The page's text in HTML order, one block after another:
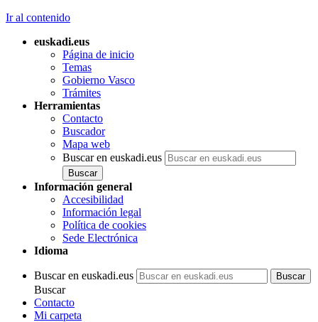
Ir al contenido
euskadi.eus
Página de inicio
Temas
Gobierno Vasco
Trámites
Herramientas
Contacto
Buscador
Mapa web
Buscar en euskadi.eus
Información general
Accesibilidad
Información legal
Política de cookies
Sede Electrónica
Idioma
Buscar en euskadi.eus
Buscar
Contacto
Mi carpeta